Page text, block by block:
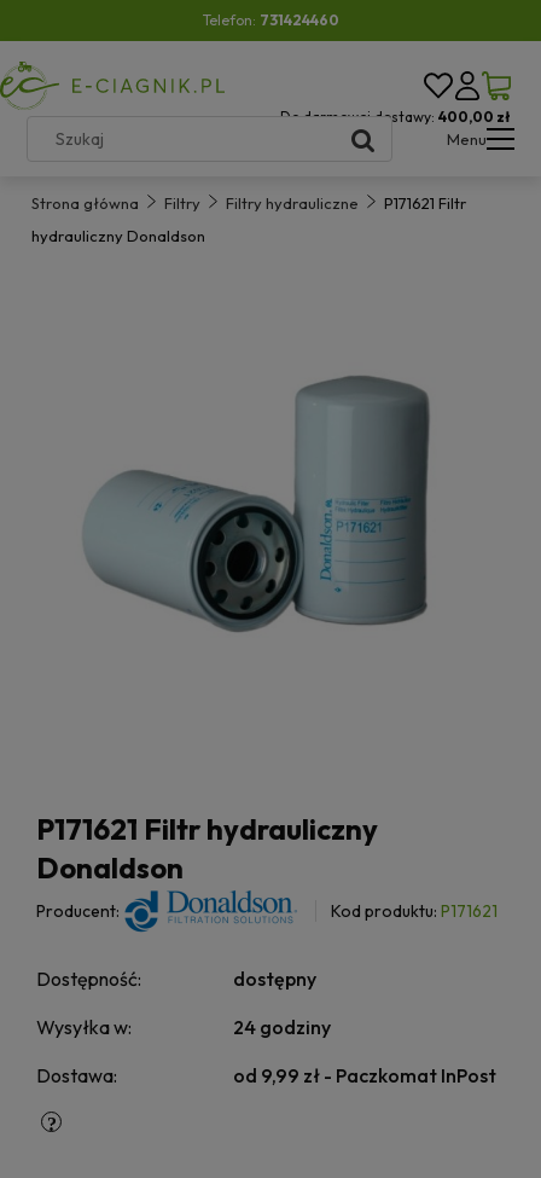
Telefon: 731424460
Do darmowej dostawy: 400,00 zł
Menu
Strona główna Filtry Filtry hydrauliczne
P171621 Filtr
hydrauliczny Donaldson
P171621 Filtr hydrauliczny
Donaldson
Producent: Kod produktu: P171621
Dostępność:
dostępny
Wysyłka w:
24 godziny
Dostawa:
od 9,99 zł - Paczkomat InPost